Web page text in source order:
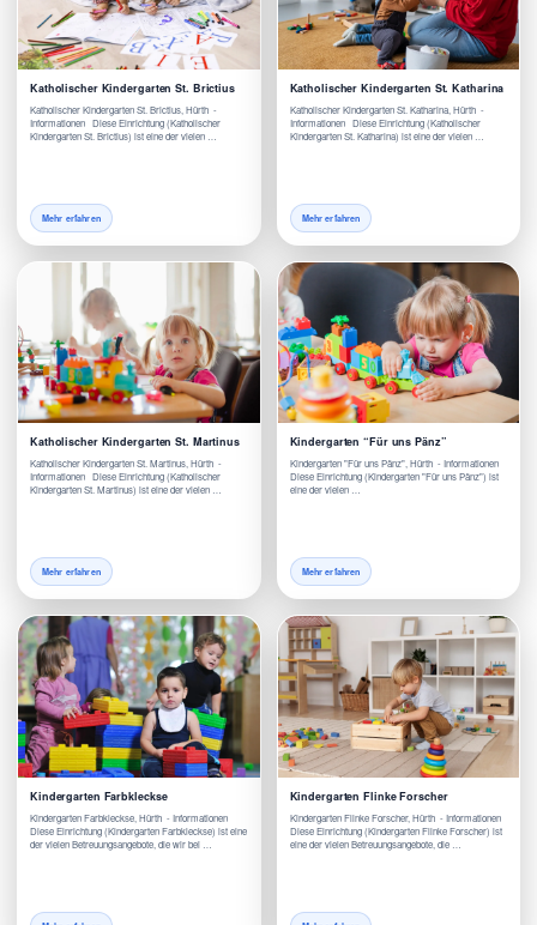
Katholischer Kindergarten St. Brictius
Katholischer Kindergarten St. Brictius, Hürth -
Informationen Diese Einrichtung (Katholischer
Kindergarten St. Brictius) ist eine der vielen …
Mehr erfahren
Katholischer Kindergarten St. Katharina
Katholischer Kindergarten St. Katharina, Hürth -
Informationen Diese Einrichtung (Katholischer
Kindergarten St. Katharina) ist eine der vielen …
Mehr erfahren
Katholischer Kindergarten St. Martinus
Katholischer Kindergarten St. Martinus, Hürth -
Informationen Diese Einrichtung (Katholischer
Kindergarten St. Martinus) ist eine der vielen …
Mehr erfahren
Kindergarten “Für uns Pänz”
Kindergarten "Für uns Pänz", Hürth - Informationen
Diese Einrichtung (Kindergarten "Für uns Pänz") ist
eine der vielen …
Mehr erfahren
Kindergarten Farbkleckse
Kindergarten Farbkleckse, Hürth - Informationen
Diese Einrichtung (Kindergarten Farbkleckse) ist eine
der vielen Betreuungsangebote, die wir bei …
Kindergarten Flinke Forscher
Kindergarten Flinke Forscher, Hürth - Informationen
Diese Einrichtung (Kindergarten Flinke Forscher) ist
eine der vielen Betreuungsangebote, die …